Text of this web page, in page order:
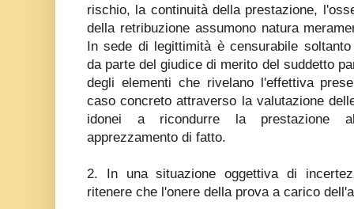
rischio, la continuità della prestazione,
della retribuzione assumono natura
In sede di legittimità è censurabile
da parte del giudice di merito del suddetto
degli elementi che rivelano l'effettiva
caso concreto attraverso la valutazione
idonei a ricondurre la prestazione
apprezzamento di fatto.
2. In una situazione oggettiva di
ritenere che l'onere della prova a carico